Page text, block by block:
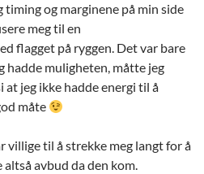
og marginene på min side
meg til en
flagget på ryggen. Det var bare
hadde muligheten, måtte jeg
jeg ikke hadde energi til å
måte
villige til å strekke meg langt for å
avbud da den kom.